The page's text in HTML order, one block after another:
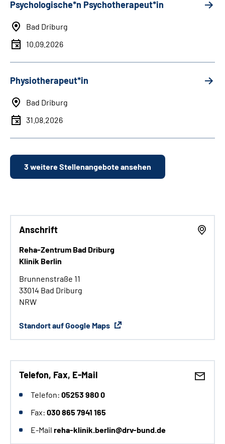
Psychologische*n Psychotherapeut*in
Bad Driburg
10.09.2026
Physiotherapeut*in
Bad Driburg
31.08.2026
3 weitere Stellenangebote ansehen
Anschrift
Reha-Zentrum Bad Driburg
Klinik Berlin
Brunnenstraße 11
33014 Bad Driburg
NRW
Standort auf Google Maps
Telefon, Fax, E-Mail
Telefon: 05253 980 0
Fax: 030 865 7941 165
E-Mail reha-klinik.berlin@drv-bund.de